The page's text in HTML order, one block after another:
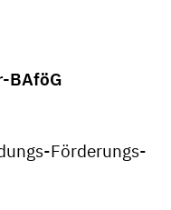
BAföG
Förderungs-